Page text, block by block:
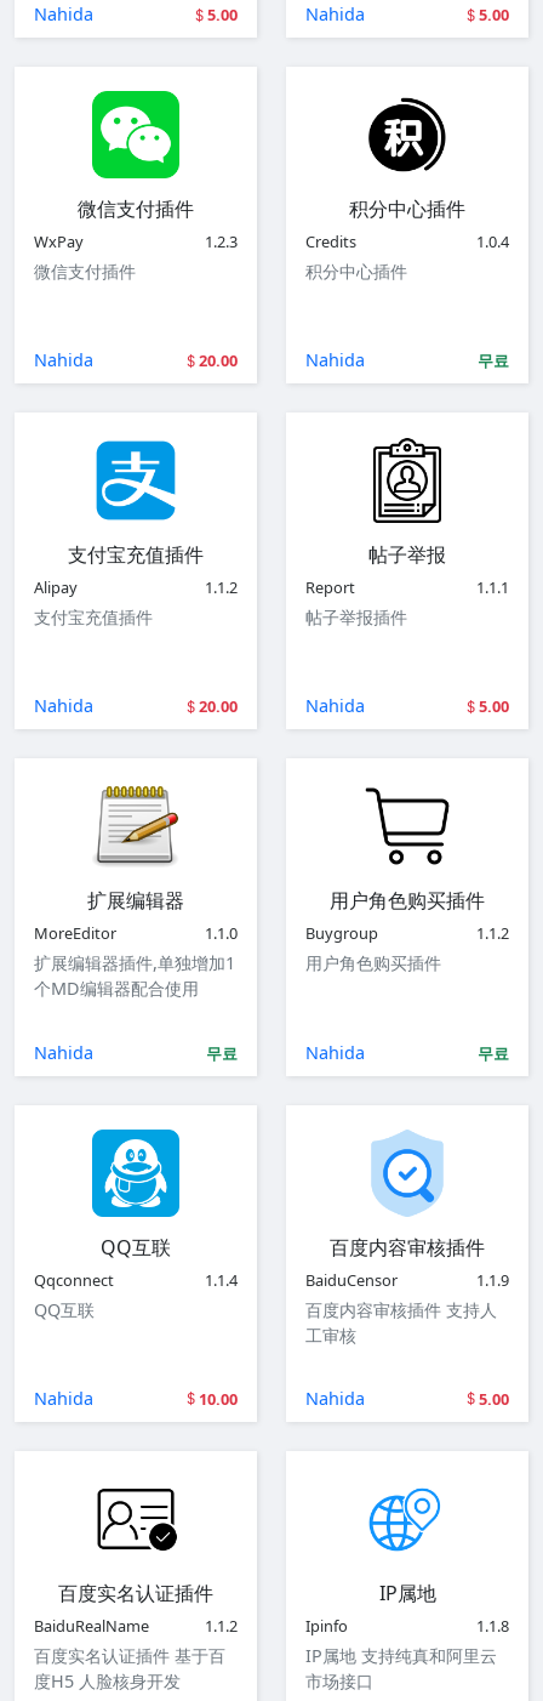
Nahida 5.00 Nahida 5.00
微信支付插件
WxPay 1.2.3
微信支付插件
Nahida 20.00
积分中心插件
Credits 1.0.4
积分中心插件
Nahida 무료
支付宝充值插件
Alipay 1.1.2
支付宝充值插件
Nahida 20.00
帖子举报
Report 1.1.1
帖子举报插件
Nahida 5.00
扩展编辑器
MoreEditor 1.1.0
扩展编辑器插件,单独增加1
个MD编辑器配合使用
Nahida 무료
用户角色购买插件
Buygroup 1.1.2
用户角色购买插件
Nahida 무료
QQ互联
Qqconnect 1.1.4
QQ互联
Nahida 10.00
百度内容审核插件
BaiduCensor 1.1.9
百度内容审核插件 支持人
工审核
Nahida 5.00
百度实名认证插件
BaiduRealName 1.1.2
百度实名认证插件 基于百
度H5 人脸核身开发
IP属地
Ipinfo 1.1.8
IP属地 支持纯真和阿里云
市场接口